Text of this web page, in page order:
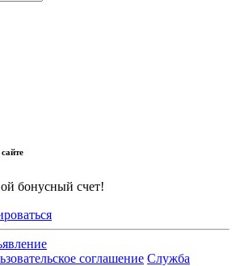
бонусный счет!
соглашение Служба